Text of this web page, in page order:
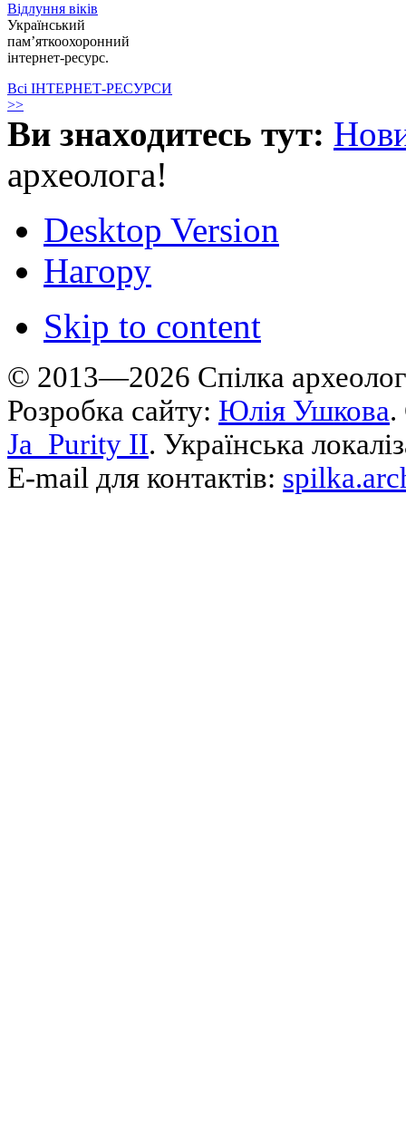
Відлуння віків
Український
пам’яткоохоронний
інтернет-ресурс.
Всі ІНТЕРНЕТ-РЕСУРСИ
>>
Ви знаходитесь тут:
археолога!
Desktop Version
Нагору
Skip to content
© 2013—2026 Cпілка
Розробка сайту: Юлія Ушкова.
Ja_Purity II. Українська
E-mail для контактів: